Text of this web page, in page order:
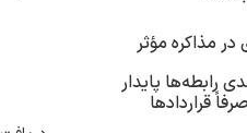
در مذاکره مؤثر
رابطه‌ها پایدار
قراردادها